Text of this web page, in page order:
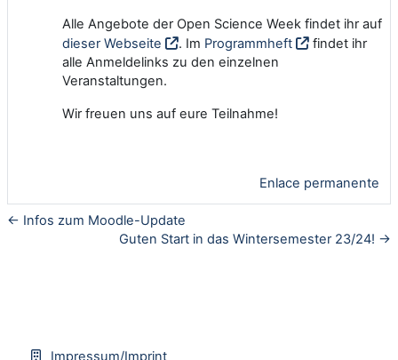
Alle Angebote der Open Science Week findet ihr auf
dieser Webseite
. Im Programmheft
findet ihr
alle Anmeldelinks zu den einzelnen
Veranstaltungen.
Wir freuen uns auf eure Teilnahme!
Enlace permanente
← Infos zum Moodle-Update
Guten Start in das Wintersemester 23/24! →
Impressum/Imprint